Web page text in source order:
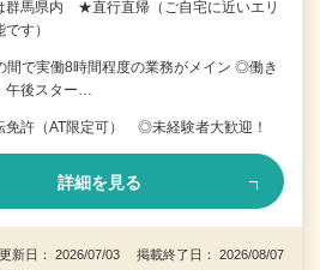
群馬県内 ★直行直帰（ご自宅に近いエリ
す）
間で実働8時間程度の業務がメイン ◎働き
午後スター…
免許（AT限定可） ◎未経験者大歓迎！
詳細を見る
更新日： 2026/07/03 掲載終了日： 2026/08/07